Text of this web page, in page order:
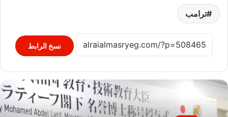
ترامب
نسخ الرابط